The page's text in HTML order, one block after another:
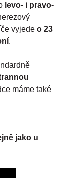
levo- i pravo-
vyjede o 23
.
máme také
jako u